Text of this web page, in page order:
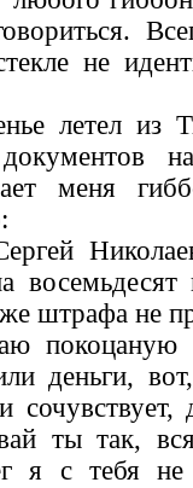
не
летел из
меня
штрафа не
покоцаную
деньги,
ты так,
я с тебя